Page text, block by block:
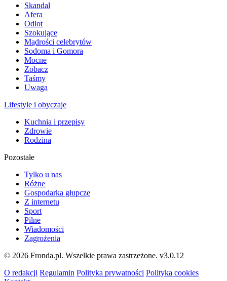
Skandal
Afera
Odlot
Szokujące
Mądrości celebrytów
Sodoma i Gomora
Mocne
Zobacz
Taśmy
Uwaga
Lifestyle i obyczaje
Kuchnia i przepisy
Zdrowie
Rodzina
Pozostałe
Tylko u nas
Różne
Gospodarka głupcze
Z internetu
Sport
Pilne
Wiadomości
Zagrożenia
© 2026 Fronda.pl. Wszelkie prawa zastrzeżone. v3.0.12
O redakcji Regulamin Polityka prywatności Polityka cookies